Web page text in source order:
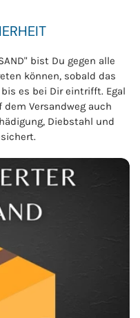
bist Du gegen alle
können, sobald das
es bei Dir eintrifft. Egal
Versandweg auch
Diebstahl und